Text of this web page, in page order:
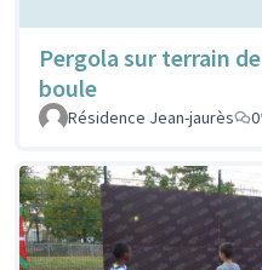
Pergola sur terrain de
boule
Résidence Jean-jaurès
0